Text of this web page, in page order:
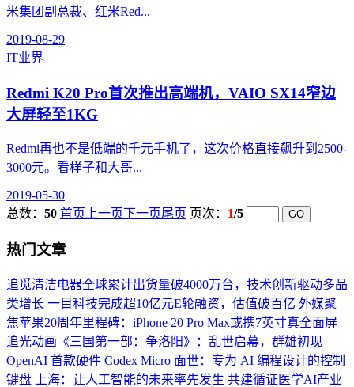
米集团副总裁、红米Red...
2019-08-29
IT业界
Redmi K20 Pro首次推出高端机，VAIO SX14窄边
大屏轻至1KG
Redmi再也不是低端的千元手机了，这次价格直接飙升到2500-
3000元。看样子和大哥...
2019-05-30
总数： 50 首页 上一页下一页尾页 页次： 1/5
热门文章
追觅清洁电器全球累计出货量破4000万台，技术创新驱动多品
类增长 一目科技完成超10亿元E轮融资，估值破百亿 外媒聚
焦苹果20周年里程碑：iPhone 20 Pro Max或携7英寸真全面屏
追光动画《三国第一部：争洛阳》：乱世启幕，群雄初现
OpenAI 首款硬件 Codex Micro 面世：专为 AI 编程设计的控制
键盘
上海：让人工智能的未来率先发生 共建循证医学AI产业